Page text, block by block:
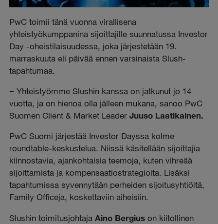
PwC toimii tänä vuonna virallisena
yhteistyökumppanina sijoittajille suunnatussa Investor
Day -oheistilaisuudessa, joka järjestetään 19.
marraskuuta eli päivää ennen varsinaista Slush-
tapahtumaa.
− Yhteistyömme Slushin kanssa on jatkunut jo 14
vuotta, ja on hienoa olla jälleen mukana, sanoo PwC
Suomen Client & Market LeaderJuuso Laatikainen.
PwC Suomi järjestää Investor Dayssa kolme
roundtable-keskustelua. Niissä käsitellään sijoittajia
kiinnostavia, ajankohtaisia teemoja, kuten vihreää
sijoittamista ja kompensaatiostrategioita. Lisäksi
tapahtumissa syvennytään perheiden sijoitusyhtiöitä,
Family Officeja, koskettaviin aiheisiin.
Slushin toimitusjohtajaAino Bergius on kiitollinen